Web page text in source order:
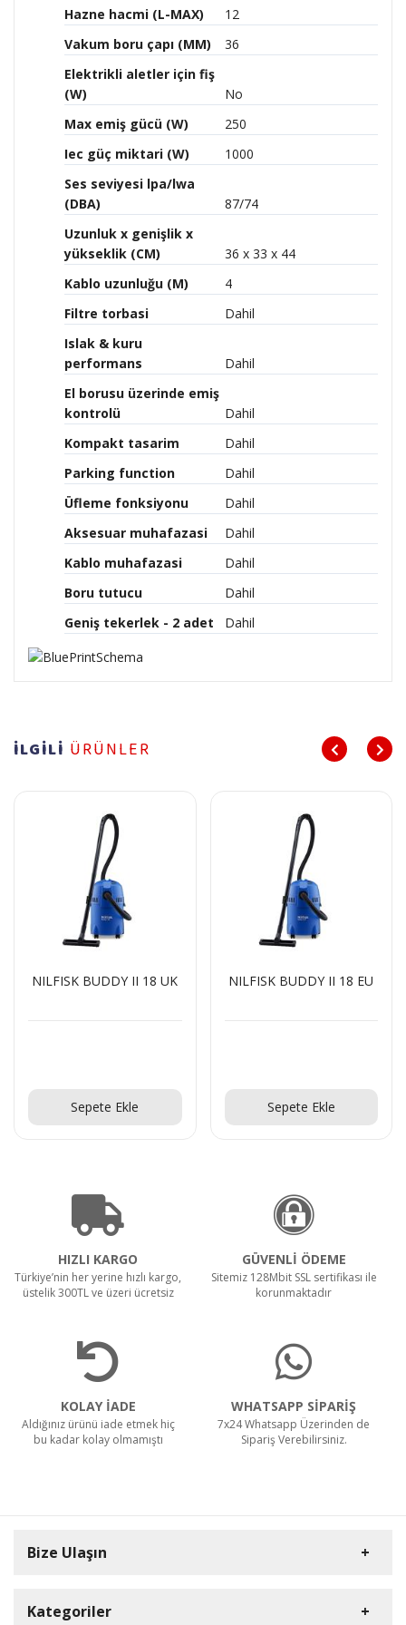
Hazne hacmi (L-MAX)
12
Vakum boru çapı (MM)
36
Elektrikli aletler için fiş
(W)
No
Max emiş gücü (W)
250
Iec güç miktari (W)
1000
Ses seviyesi lpa/lwa
(DBA)
87/74
Uzunluk x genişlik x
yükseklik (CM)
36 x 33 x 44
Kablo uzunluğu (M)
4
Filtre torbasi
Dahil
Islak & kuru
performans
Dahil
El borusu üzerinde emiş
kontrolü
Dahil
Kompakt tasarim
Dahil
Parking function
Dahil
Üfleme fonksiyonu
Dahil
Aksesuar muhafazasi
Dahil
Kablo muhafazasi
Dahil
Boru tutucu
Dahil
Geniş tekerlek - 2 adet
Dahil
İLGİLİ ÜRÜNLER
NILFISK BUDDY II 18 UK
Sepete Ekle
NILFISK BUDDY II 18 EU
Sepete Ekle
HIZLI KARGO
Türkiye’nin her yerine hızlı kargo,
üstelik 300TL ve üzeri ücretsiz
GÜVENLİ ÖDEME
Sitemiz 128Mbit SSL sertifikası ile
korunmaktadır
KOLAY İADE
Aldığınız ürünü iade etmek hiç
bu kadar kolay olmamıştı
WHATSAPP SİPARİŞ
7x24 Whatsapp Üzerinden de
Sipariş Verebilirsiniz.
Bize Ulaşın
Kategoriler